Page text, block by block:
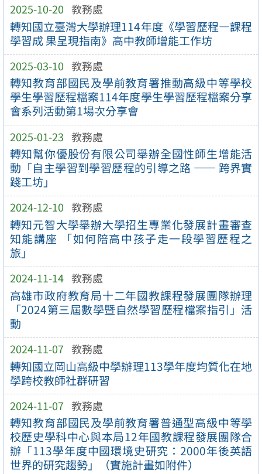
2025-10-20 教務處
轉知國立臺灣大學辦理114年度《學習歷程—課程
學習成 果呈現指南》高中教師增能工作坊
2025-03-10 教務處
轉知教育部國民及學前教育署推動高級中等學校
學生學習歷程檔案114年度學生學習歷程檔案分享
會系列活動第1場次分享會
2025-01-23 教務處
轉知幫你優股份有限公司舉辦全國性師生增能活
動「自主學習到學習歷程的引導之路 —— 跨界實
踐工坊」
2024-12-10 教務處
轉知元智大學舉辦大學招生專業化發展計畫審查
知能講座 「如何陪高中孩子走一段學習歷程之
旅」
2024-11-14 教務處
高雄市政府教育局十二年國教課程發展團隊辦理
「2024第三屆數學暨自然學習歷程檔案指引」活
動
2024-11-07 教務處
轉知國立岡山高級中學辦理113學年度均質化在地
學跨校教師社群研習
2024-11-07 教務處
轉知教育部國民及學前教育署普通型高級中等學
校歷史學科中心與本局12年國教課程發展團隊合
辦「113學年度中國環境史研究：2000年後英語
世界的研究趨勢」（實施計畫如附件）